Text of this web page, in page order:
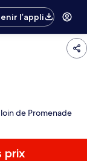
l’appli
de Promenade
prix